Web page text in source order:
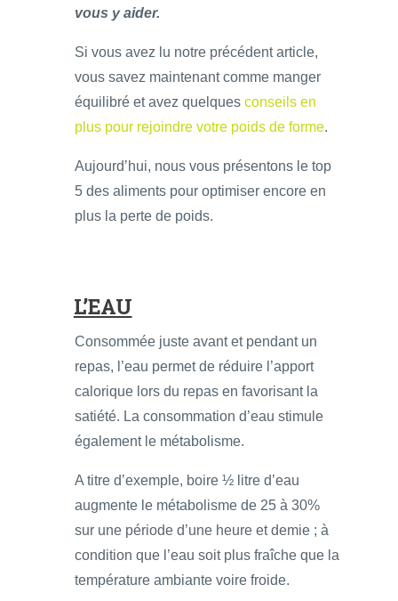
vous y aider.
Si vous avez lu notre précédent article,
vous savez maintenant comme manger
équilibré et avez quelques conseils en
plus pour rejoindre votre poids de forme.
Aujourd’hui, nous vous présentons le top
5 des aliments pour optimiser encore en
plus la perte de poids.
L’EAU
Consommée juste avant et pendant un
repas, l’eau permet de réduire l’apport
calorique lors du repas en favorisant la
satiété. La consommation d’eau stimule
également le métabolisme.
A titre d’exemple, boire ½ litre d’eau
augmente le métabolisme de 25 à 30%
sur une période d’une heure et demie ; à
condition que l’eau soit plus fraîche que la
température ambiante voire froide.